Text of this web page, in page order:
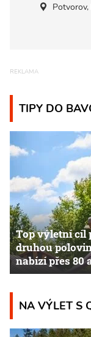
TIPY DO
Top výletní cíl
druhou
nabízí přes 80
NA VÝLET S